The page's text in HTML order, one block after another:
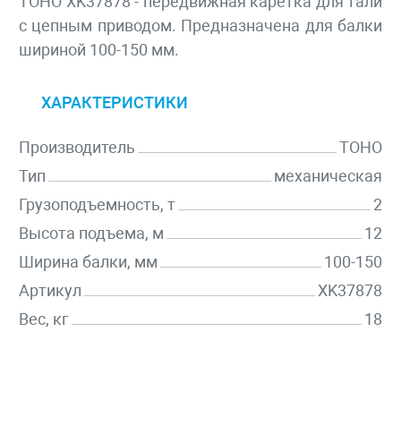
с цепным приводом. Предназначена для балки
шириной 100-150 мм.
ХАРАКТЕРИСТИКИ
Производитель
TOHO
Тип
механическая
Грузоподъемность, т
2
Высота подъема, м
12
Ширина балки, мм
100-150
Артикул
XK37878
Вес, кг
18